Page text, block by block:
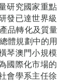
研究國家重點
發已達世界級
品轉化及質量
體規劃中的用
琴澳門小規模
國際化市場的
會學系主任徐